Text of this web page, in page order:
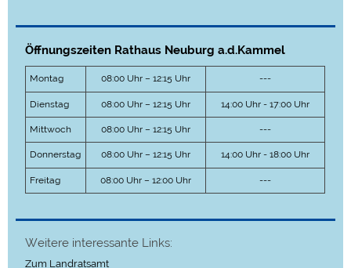
Öffnungszeiten Rathaus Neuburg a.d.Kammel
Montag 08:00 Uhr – 12:15 Uhr ---
Dienstag 08:00 Uhr – 12:15 Uhr 14:00 Uhr - 17:00 Uhr
Mittwoch 08:00 Uhr – 12:15 Uhr ---
Donnerstag 08:00 Uhr – 12:15 Uhr 14:00 Uhr - 18:00 Uhr
Freitag 08:00 Uhr – 12:00 Uhr ---
Weitere interessante Links:
Zum Landratsamt